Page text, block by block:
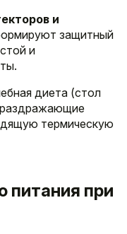
и
защитный
и
диета (стол
термическую
питания при